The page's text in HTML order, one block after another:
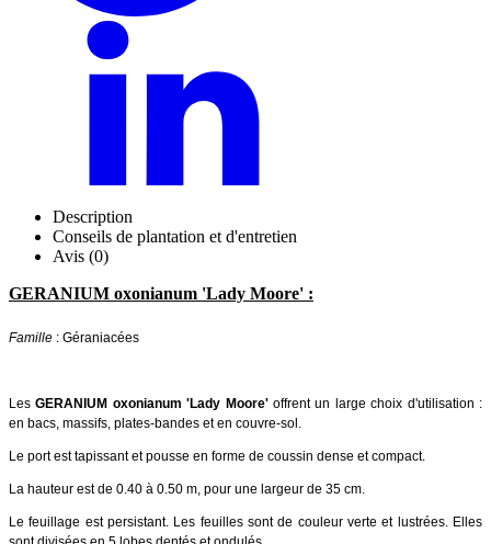
Description
Conseils de plantation et d'entretien
Avis (0)
GERANIUM oxonianum 'Lady Moore' :
Famille : Géraniacées
Les GERANIUM oxonianum 'Lady Moore'​offrent un large choix d'utilisation :
en bacs, massifs, plates-bandes et en couvre-sol.
Le port est tapissant et pousse en forme de coussin dense et compact.
La hauteur est de 0.40 à 0.50 m, pour une largeur de 35 cm.
Le feuillage est persistant. Les feuilles sont de couleur verte et lustrées. Elles